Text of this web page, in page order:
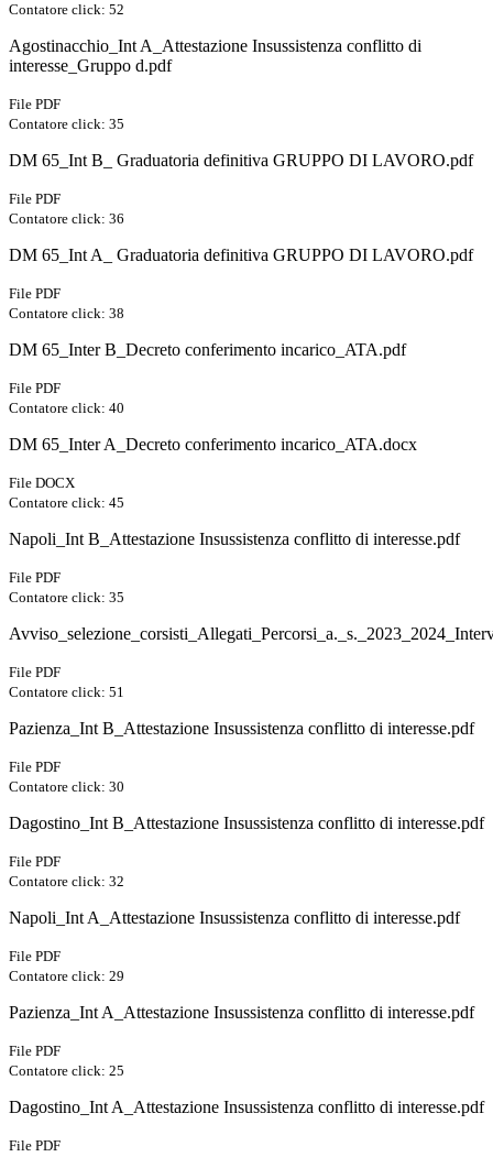
Contatore click: 52
Agostinacchio_Int A_Attestazione Insussistenza conflitto di
interesse_Gruppo d.pdf
File PDF
Contatore click: 35
DM 65_Int B_ Graduatoria definitiva GRUPPO DI LAVORO.pdf
File PDF
Contatore click: 36
DM 65_Int A_ Graduatoria definitiva GRUPPO DI LAVORO.pdf
File PDF
Contatore click: 38
DM 65_Inter B_Decreto conferimento incarico_ATA.pdf
File PDF
Contatore click: 40
DM 65_Inter A_Decreto conferimento incarico_ATA.docx
File DOCX
Contatore click: 45
Napoli_Int B_Attestazione Insussistenza conflitto di interesse.pdf
File PDF
Contatore click: 35
File PDF
Contatore click: 51
Pazienza_Int B_Attestazione Insussistenza conflitto di interesse.pdf
File PDF
Contatore click: 30
Dagostino_Int B_Attestazione Insussistenza conflitto di interesse.pdf
File PDF
Contatore click: 32
Napoli_Int A_Attestazione Insussistenza conflitto di interesse.pdf
File PDF
Contatore click: 29
Pazienza_Int A_Attestazione Insussistenza conflitto di interesse.pdf
File PDF
Contatore click: 25
Dagostino_Int A_Attestazione Insussistenza conflitto di interesse.pdf
File PDF